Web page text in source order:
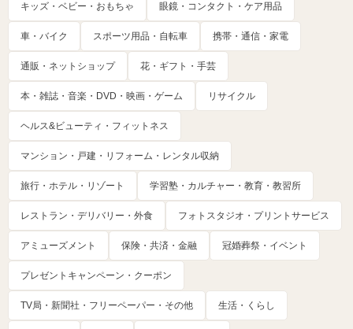
キッズ・ベビー・おもちゃ 眼鏡・コンタクト・ケア用品
車・バイク スポーツ用品・自転車 携帯・通信・家電
通販・ネットショップ 花・ギフト・手芸
本・雑誌・音楽・DVD・映画・ゲーム リサイクル
ヘルス&ビューティ・フィットネス
マンション・戸建・リフォーム・レンタル収納
旅行・ホテル・リゾート 学習塾・カルチャー・教育・教習所
レストラン・デリバリー・外食 フォトスタジオ・プリントサービス
アミューズメント 保険・共済・金融 冠婚葬祭・イベント
プレゼントキャンペーン・クーポン
TV局・新聞社・フリーペーパー・その他 生活・くらし